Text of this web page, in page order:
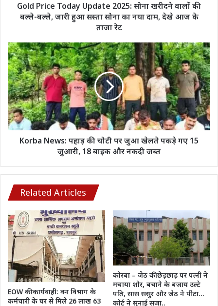
बल्ले-
सस्ता
सोना
का
नया
दाम,
देखे
आज
के
ताजा
Gold Price Today Update 2025: सोना खरीदने वालों की
बल्ले-बल्ले, जारी हुआ सस्ता सोना का नया दाम, देखे आज के
ताजा रेट
Korba
News:
पहाड़
की
चोटी
पर
जुआ
खेलते
पकड़े
और
नकदी
जब्त
Korba News: पहाड़ की चोटी पर जुआ खेलते पकड़े गए 15
जुआरी, 18 बाइक और नकदी जब्त
Related Articles
EOW की कार्यवाही: वन विभाग के
कर्मचारी के घर से मिले 26 लाख 63
कोरबा – जेठ की छेड़छाड़ पर पत्नी ने
मचाया शोर, बचाने के बजाय उल्टे
पति, सास ससुर और जेठ ने पीटा…
कोर्ट ने सुनाई सजा..